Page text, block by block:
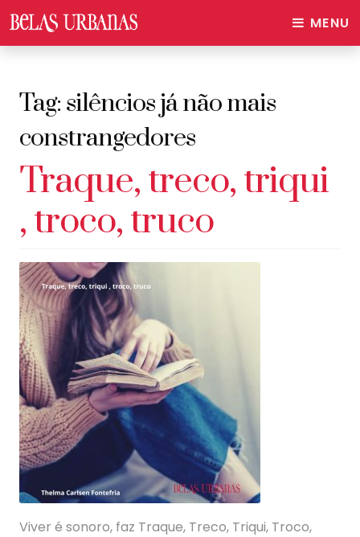
MENU
Tag:silêncios já não mais
constrangedores
Traque, treco, triqui
, troco, truco
Viver é sonoro, faz Traque, Treco, Triqui, Troco,